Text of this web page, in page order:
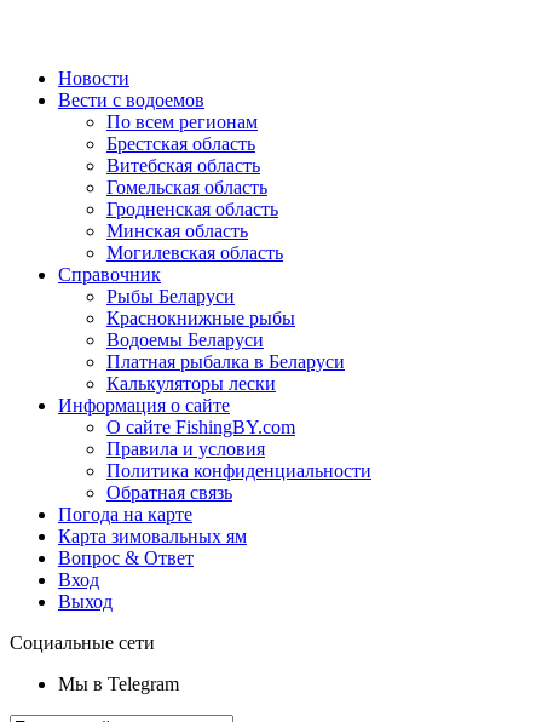
Новости
Вести с водоемов
По всем регионам
Брестская область
Витебская область
Гомельская область
Гродненская область
Минская область
Могилевская область
Справочник
Рыбы Беларуси
Краснокнижные рыбы
Водоемы Беларуси
Платная рыбалка в Беларуси
Калькуляторы лески
Информация о сайте
О сайте FishingBY.com
Правила и условия
Политика конфиденциальности
Обратная связь
Погода на карте
Карта зимовальных ям
Вопрос & Ответ
Вход
Выход
Социальные сети
Мы в Telegram